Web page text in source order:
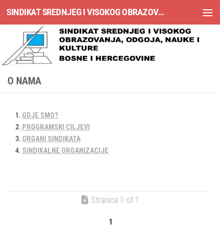
Skip to content SINDIKAT SREDNJEG I VISOKOG OBRAZOVANJA, ODGOJA, NAUKE I KULTURE BOSNE I HERCEGOVINE
O NAMA
GDJE SMO?
PROGRAMSKI CILJEVI
ORGANI SINDIKATA
SINDIKALNE ORGANIZACIJE
Stranica 1 of 1
1